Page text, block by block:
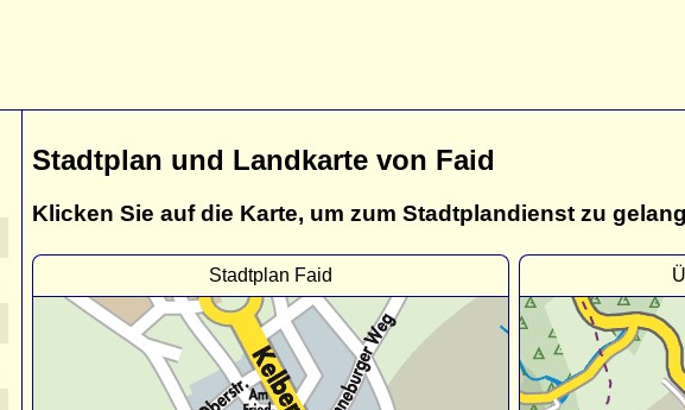
Stadtplan und Landkarte von Faid
Klicken Sie auf die Karte, um zum Stadtplandienst zu
Stadtplan Faid